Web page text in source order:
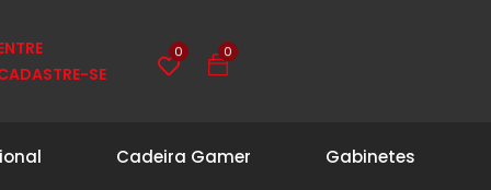
SE
0 0
Cadeira Gamer Gabinetes